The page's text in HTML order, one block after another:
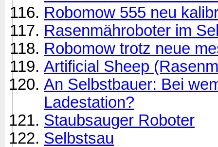
Robomow 555 neu
Rasenmähroboter im
Robomow trotz neue
Artificial Sheep
An Selbstbauer: Bei
Ladestation?
Staubsauger Roboter
Selbstsau